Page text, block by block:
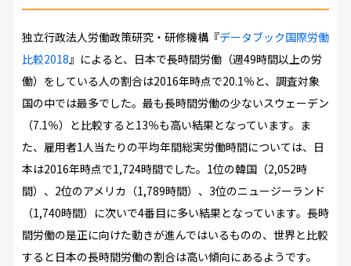
独立行政法人労働政策研究・研修機構『データブック国際労働
比較2018』によると、日本で長時間労働（週49時間以上の労
働）をしている人の割合は2016年時点で20.1％と、調査対象
国の中では最多でした。最も長時間労働の少ないスウェーデン
（7.1％）と比較すると13％も高い結果となっています。ま
た、雇用者1人当たりの平均年間総実労働時間については、日
本は2016年時点で1,724時間でした。1位の韓国（2,052時
間）、2位のアメリカ（1,789時間）、3位のニュージーランド
（1,740時間）に次いで4番目に多い結果となっています。長時
間労働の是正に向けた動きが進んではいるものの、世界と比較
すると日本の長時間労働の割合は高い傾向にあるようです。